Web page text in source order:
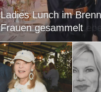
Healthspan statt Anti-
Zukunft gesunder
Ladies Lunch im
Frauen gesammelt